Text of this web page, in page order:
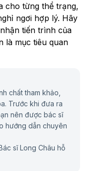
cho từng thể trạng,
ngơi hợp lý. Hãy
tiến trình của
là mục tiêu quan
chất tham khảo,
Trước khi đưa ra
nên được bác sĩ
hướng dẫn chuyên
sĩ Long Châu hỗ